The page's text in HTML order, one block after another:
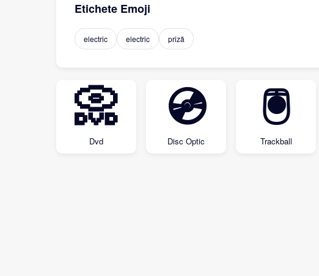
Etichete Emoji
electric electric priză
📀
Dvd
💿
Disc Optic
🖲
Trackball